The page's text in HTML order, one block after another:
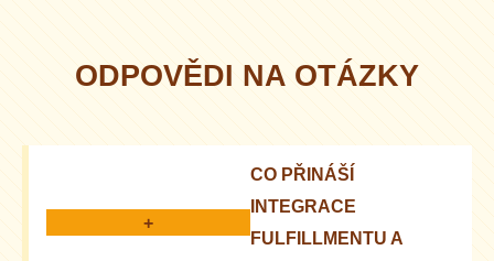
ODPOVĚDI NA OTÁZKY
+
CO PŘINÁŠÍ
INTEGRACE
FULFILLMENTU A